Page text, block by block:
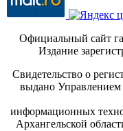
Официальный сайт
Издание
Свидетельство о
выдано
информационных
Архангельской